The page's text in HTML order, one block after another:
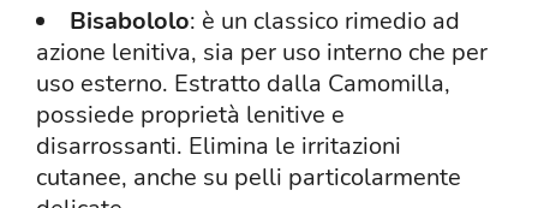
Bisabololo: è un classico rimedio ad
azione lenitiva, sia per uso interno che per
uso esterno. Estratto dalla Camomilla,
possiede proprietà lenitive e
disarrossanti. Elimina le irritazioni
cutanee, anche su pelli particolarmente